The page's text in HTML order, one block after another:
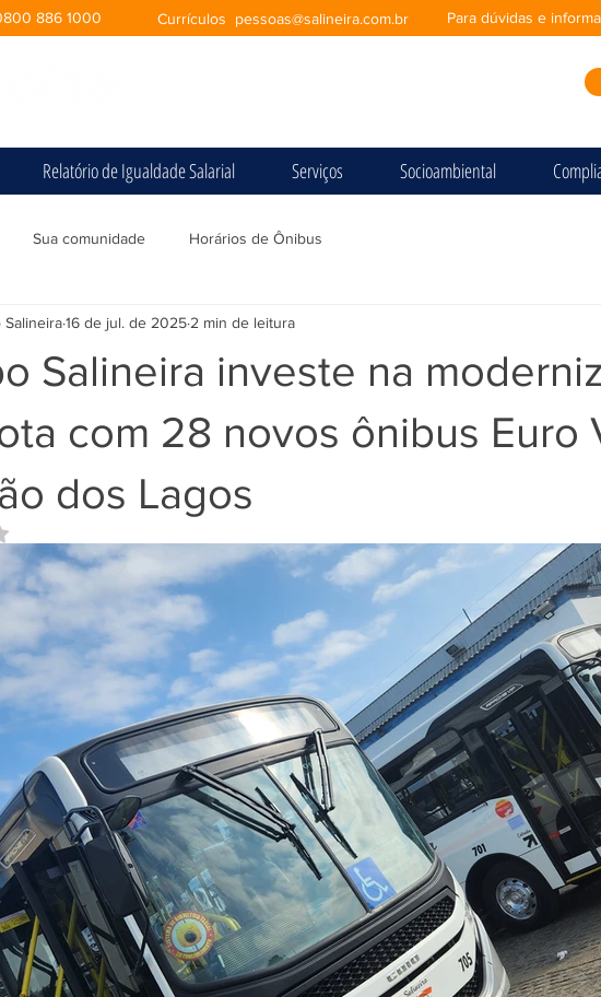
886 1000 Currículos pessoas@salineira.com.br Para dúvidas e
Relatório de Igualdade Salarial Serviços Socioambiental
Sua comunidade Horários de Ônibus
Salineira investe na
com 28 novos ônibus Euro
dos Lagos
Salineira16 de jul. de 2025 2 min de leitura
com NaN de 5 estrelas.